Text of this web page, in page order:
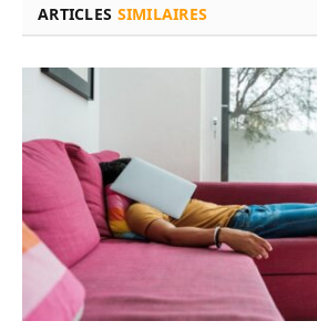
ARTICLES SIMILAIRES